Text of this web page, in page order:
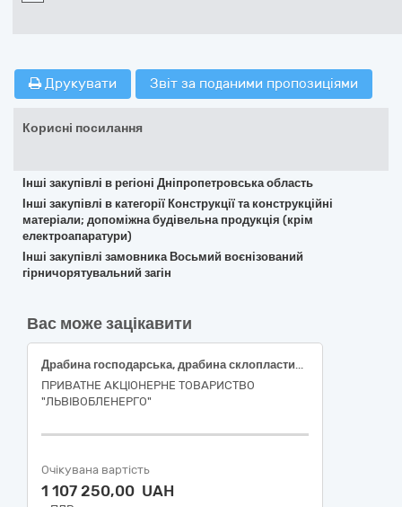
Друкувати Звіт за поданими пропозиціями
Корисні посилання
Інші закупівлі в регіоні Дніпропетровська область
Інші закупівлі в категорії Конструкції та конструкційні
матеріали; допоміжна будівельна продукція (крім
електроапаратури)
Інші закупівлі замовника Восьмий воєнізований
гірничорятувальний загін
Вас може зацікавити
Драбина господарська, драбина склопластикова, драбина трисекційна, драбина до опор
ПРИВАТНЕ АКЦІОНЕРНЕ ТОВАРИСТВО
"ЛЬВІВОБЛЕНЕРГО"
Очікувана вартість
1 107 250,00 UAH